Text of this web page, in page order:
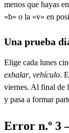
menos que hayas
«b» o la «v» en
Una prueba
Elige cada lunes
exhalar, vehículo.
viernes. Al final de
y pasa a formar
Error n.º 3